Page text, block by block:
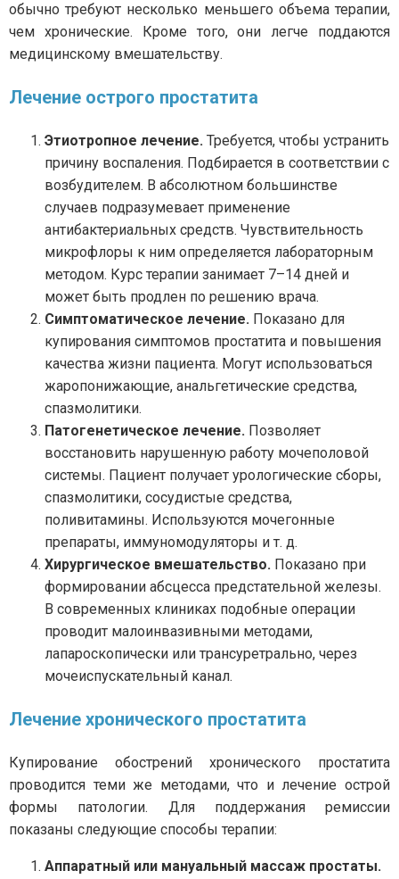
обычно требуют несколько меньшего объема терапии,
чем хронические. Кроме того, они легче поддаются
медицинскому вмешательству.
Лечение острого простатита
Этиотропное лечение. Требуется, чтобы устранить
причину воспаления. Подбирается в соответствии с
возбудителем. В абсолютном большинстве
случаев подразумевает применение
антибактериальных средств. Чувствительность
микрофлоры к ним определяется лабораторным
методом. Курс терапии занимает 7–14 дней и
может быть продлен по решению врача.
Симптоматическое лечение. Показано для
купирования симптомов простатита и повышения
качества жизни пациента. Могут использоваться
жаропонижающие, анальгетические средства,
спазмолитики.
Патогенетическое лечение. Позволяет
восстановить нарушенную работу мочеполовой
системы. Пациент получает урологические сборы,
спазмолитики, сосудистые средства,
поливитамины. Используются мочегонные
препараты, иммуномодуляторы и т. д.
Хирургическое вмешательство. Показано при
формировании абсцесса предстательной железы.
В современных клиниках подобные операции
проводит малоинвазивными методами,
лапароскопически или трансуретрально, через
мочеиспускательный канал.
Лечение хронического простатита
Купирование обострений хронического простатита
проводится теми же методами, что и лечение острой
формы патологии. Для поддержания ремиссии
показаны следующие способы терапии:
Аппаратный или мануальный массаж простаты.